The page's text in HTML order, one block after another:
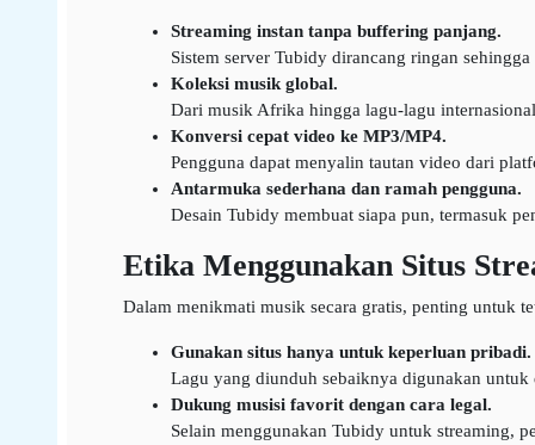
Streaming instan tanpa buffering panjang.
Sistem server Tubidy dirancang ringan
Koleksi musik global.
Dari musik Afrika hingga lagu-lagu
Konversi cepat video ke MP3/MP4.
Pengguna dapat menyalin tautan video dari
Antarmuka sederhana dan ramah pengguna.
Desain Tubidy membuat siapa pun, termasuk
Etika Menggunakan Situs
Dalam menikmati musik secara gratis, penting untuk
Gunakan situs hanya untuk keperluan pribadi.
Lagu yang diunduh sebaiknya digunakan
Dukung musisi favorit dengan cara legal.
Selain menggunakan Tubidy untuk streaming,